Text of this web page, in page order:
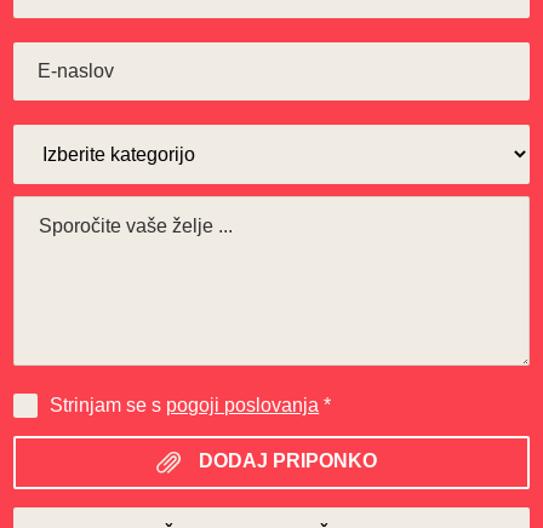
Strinjam se s pogoji poslovanja *
DODAJ PRIPONKO